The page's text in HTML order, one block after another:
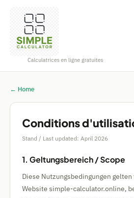
Calculatrices en ligne gratuites
← Home
Conditions
Stand / Last updated: April 2026
1. Geltungsbereich / Scope
Diese Nutzungsbedingungen
Website simple-calculator.online,